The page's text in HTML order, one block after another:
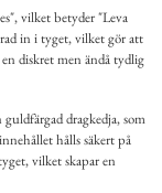
vilket betyder "Leva
in i tyget, vilket gör att
diskret men ändå tydlig
dragkedja, som
hålls säkert på
vilket skapar en